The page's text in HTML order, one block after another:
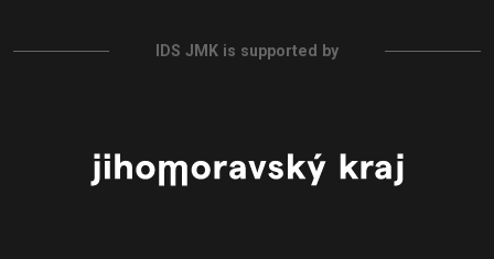
IDS JMK is supported by